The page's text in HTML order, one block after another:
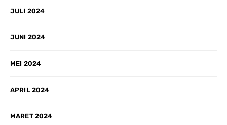
JULI 2024
JUNI 2024
MEI 2024
APRIL 2024
MARET 2024